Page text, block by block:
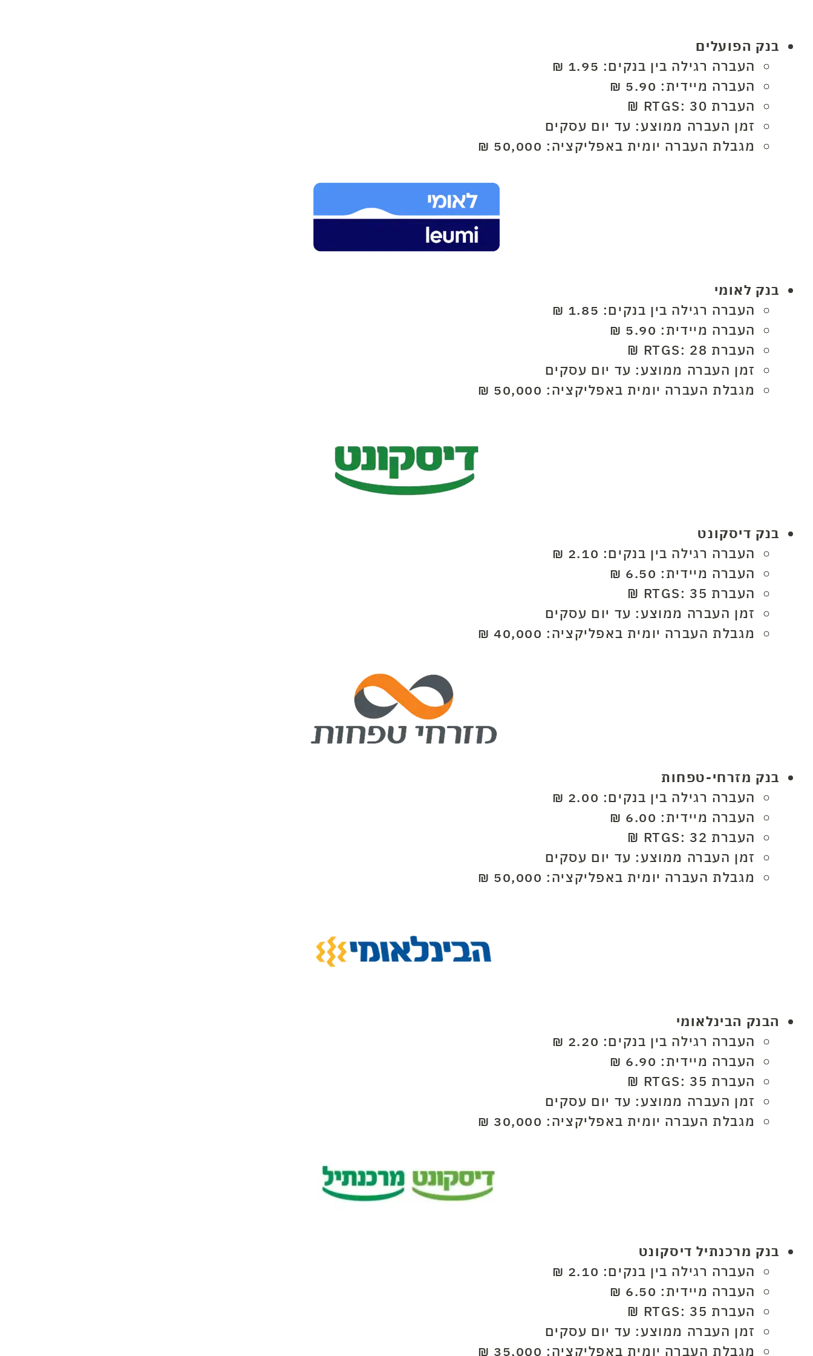
בנק הפועלים
העברה רגילה בין בנקים: 1.95 ₪
העברה מיידית: 5.90 ₪
העברת RTGS: 30 ₪
זמן העברה ממוצע: עד יום עסקים
מגבלת העברה יומית באפליקציה: 50,000 ₪
בנק לאומי
העברה רגילה בין בנקים: 1.85 ₪
העברה מיידית: 5.90 ₪
העברת RTGS: 28 ₪
זמן העברה ממוצע: עד יום עסקים
מגבלת העברה יומית באפליקציה: 50,000 ₪
בנק דיסקונט
העברה רגילה בין בנקים: 2.10 ₪
העברה מיידית: 6.50 ₪
העברת RTGS: 35 ₪
זמן העברה ממוצע: עד יום עסקים
מגבלת העברה יומית באפליקציה: 40,000 ₪
בנק מזרחי-טפחות
העברה רגילה בין בנקים: 2.00 ₪
העברה מיידית: 6.00 ₪
העברת RTGS: 32 ₪
זמן העברה ממוצע: עד יום עסקים
מגבלת העברה יומית באפליקציה: 50,000 ₪
הבנק הבינלאומי
העברה רגילה בין בנקים: 2.20 ₪
העברה מיידית: 6.90 ₪
העברת RTGS: 35 ₪
זמן העברה ממוצע: עד יום עסקים
מגבלת העברה יומית באפליקציה: 30,000 ₪
בנק מרכנתיל דיסקונט
העברה רגילה בין בנקים: 2.10 ₪
העברה מיידית: 6.50 ₪
העברת RTGS: 35 ₪
זמן העברה ממוצע: עד יום עסקים
מגבלת העברה יומית באפליקציה: 35,000 ₪